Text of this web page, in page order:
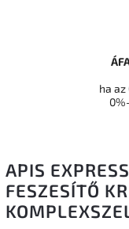
APIS
FESZESÍTŐ
ha az